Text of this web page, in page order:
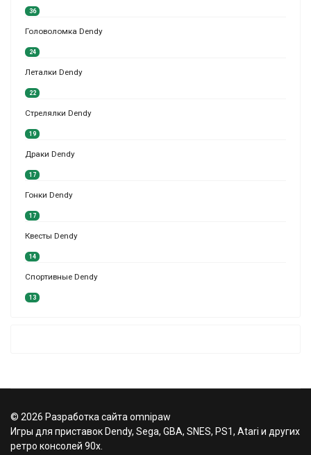
36
Головоломка Dendy
24
Леталки Dendy
22
Стрелялки Dendy
19
Драки Dendy
17
Гонки Dendy
17
Квесты Dendy
14
Спортивные Dendy
13
© 2026 Разработка сайта omnipaw
Игры для приставок Dendy, Sega, GBA, SNES, PS1, Atari и других
ретро консолей 90х.